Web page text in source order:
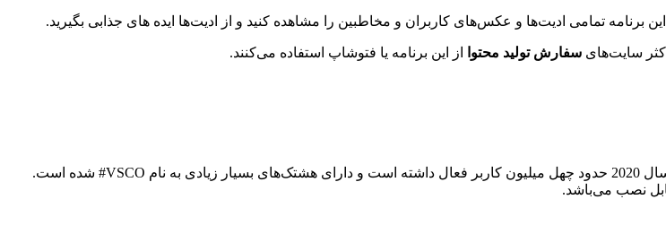
سفارش تولید محتوا از این برنامه یا فتوشاپ استفاده می‌‌کنند.
یکی از بهترین برنامه‌ های تولید محتوا اینستاگرام، برنامه وسکو (VSCO) است. این برنامه در سال 2020 حدود چهل میلیون کاربر فعال داشته است و دارای هشتک‌های بسیار زیادی به نام VSCO# شده است.